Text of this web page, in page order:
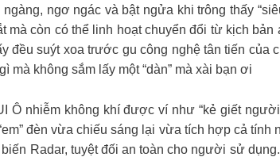
ngơ ngác và bật ngửa khi trông thấy
mà còn có thể linh hoạt chuyển đổi từ kịch
đều suýt xoa trước gu công nghệ tân tiến
mà không sắm lấy một “dàn” mà xài bạn ơi
Ô nhiễm không khí được ví như “kẻ giết
đèn vừa chiếu sáng lại vừa tích hợp cả
biến Radar, tuyệt đối an toàn cho người sử